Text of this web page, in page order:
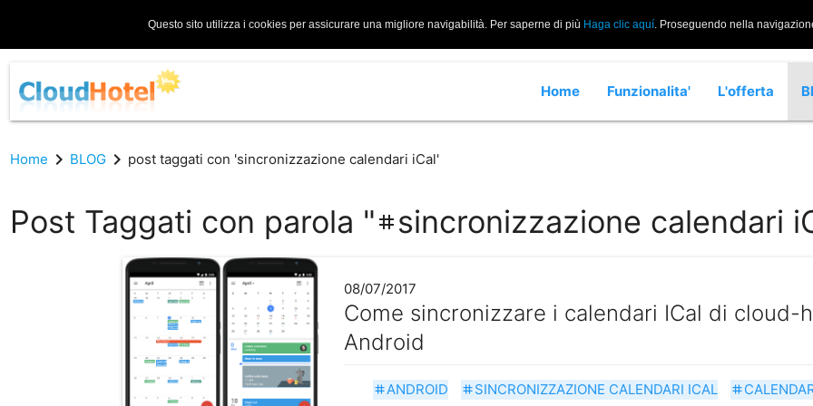
Questo sito utilizza i cookies per assicurare una migliore navigabilità. Per saperne di più Haga clic aquí. Proseguendo nella
Home Funzionalita' L'offerta
Home chevron_right BLOG chevron_right post taggati con 'sincronizzazione calendari iCal'
Post Taggati con parola " tag sincronizzazione calendari
08/07/2017
Come sincronizzare i calendari ICal di cloud-
Android
tag
tag SINCRONIZZAZIONE CALENDARI ICAL
tagANDROID